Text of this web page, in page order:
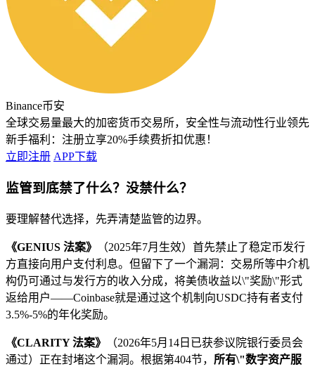
Binance币安
全球交易量最大的加密货币交易所，安全性与流动性行业领先
新手福利： 注册立享20%手续费折扣优惠！
立即注册 APP下载
监管到底禁了什么？没禁什么？
要理解替代选择，先弄清楚监管的边界。
《GENIUS 法案》
（2025年7月生效）首先禁止了稳定币发行
方直接向用户支付利息。但留下了一个漏洞：交易所等中介机
构仍可通过与发行方的收入分成，将美债收益以\"奖励\"形式
返给用户——Coinbase就是通过这个机制向USDC持有者支付
3.5%-5%的年化奖励。
《CLARITY 法案》
（2026年5月14日已获参议院银行委员会
通过）正在封堵这个漏洞。根据第404节， 所有\"数字资产服